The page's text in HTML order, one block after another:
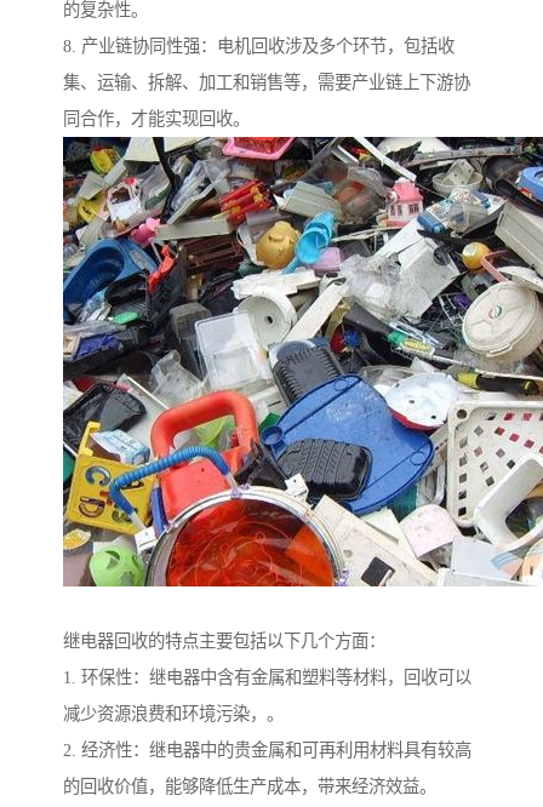
的复杂性。
8. 产业链协同性强：电机回收涉及多个环节，包括收
集、运输、拆解、加工和销售等，需要产业链上下游协
同合作，才能实现回收。
继电器回收的特点主要包括以下几个方面：
1. 环保性：继电器中含有金属和塑料等材料，回收可以
减少资源浪费和环境污染，。
2. 经济性：继电器中的贵金属和可再利用材料具有较高
的回收价值，能够降低生产成本，带来经济效益。